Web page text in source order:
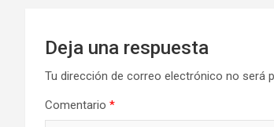
Deja una respuesta
Tu dirección de correo electrónico no será
Comentario *